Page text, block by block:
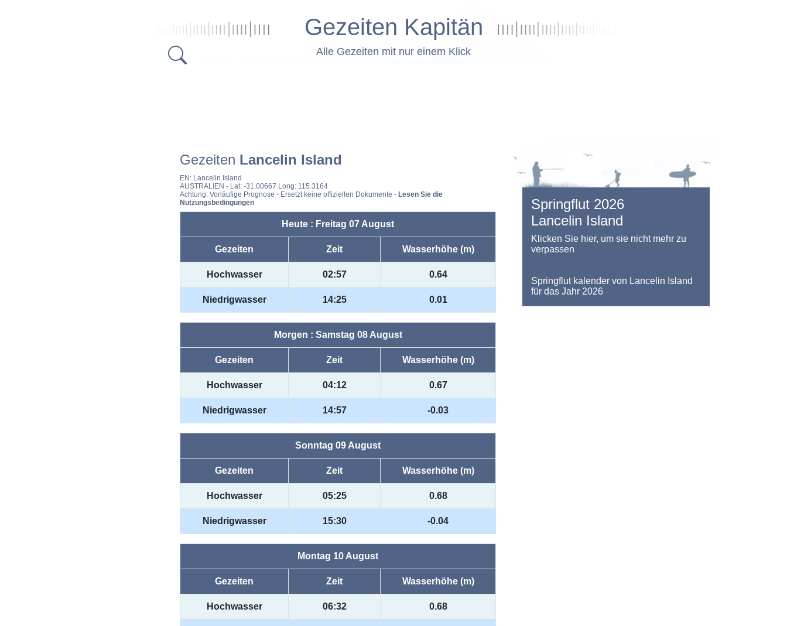
Gezeiten Kapitän
Alle Gezeiten mit nur einem Klick
Gezeiten Lancelin Island
EN: Lancelin Island
AUSTRALIEN - Lat: -31.00667 Long: 115.3164
Achtung: Vorläufige Prognose - Ersetzt keine offiziellen Dokumente - Lesen Sie die
Nutzungsbedingungen
Heute : Freitag 07 August
Gezeiten Zeit Wasserhöhe (m)
Hochwasser 02:57 0.64
Niedrigwasser 14:25 0.01
Morgen : Samstag 08 August
Gezeiten Zeit Wasserhöhe (m)
Hochwasser 04:12 0.67
Niedrigwasser 14:57 -0.03
Sonntag 09 August
Gezeiten Zeit Wasserhöhe (m)
Hochwasser 05:25 0.68
Niedrigwasser 15:30 -0.04
Montag 10 August
Gezeiten Zeit Wasserhöhe (m)
Hochwasser 06:32 0.68
Springflut 2026
Lancelin Island
Klicken Sie hier, um sie nicht mehr zu
verpassen
Springflut kalender von Lancelin Island
für das Jahr 2026